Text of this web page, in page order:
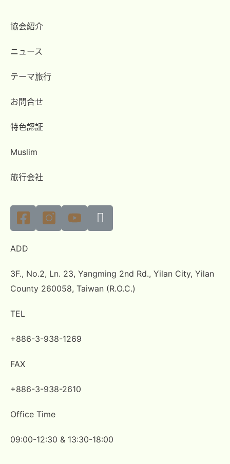
協会紹介
ニュース
テーマ旅行
お問合せ
特色認証
Muslim
旅行会社
ADD
3F., No.2, Ln. 23, Yangming 2nd Rd., Yilan City, Yilan
County 260058, Taiwan (R.O.C.)
TEL
+886-3-938-1269
FAX
+886-3-938-2610
Office Time
09:00-12:30 & 13:30-18:00